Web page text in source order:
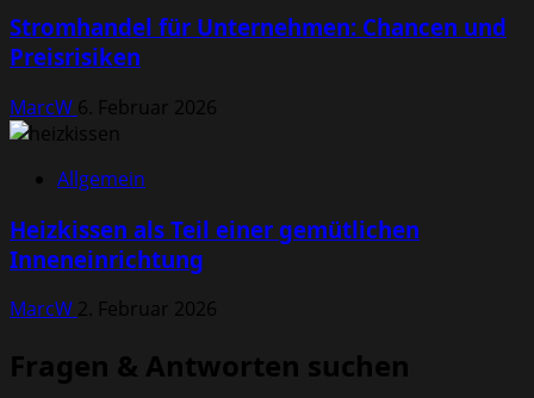
Stromhandel für Unternehmen: Chancen und
Preisrisiken
MarcW 6. Februar 2026
Allgemein
Heizkissen als Teil einer gemütlichen
Inneneinrichtung
MarcW 2. Februar 2026
Fragen & Antworten suchen